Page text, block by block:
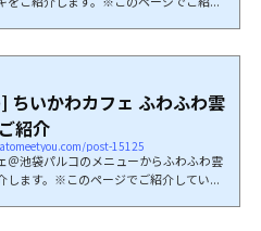
ちいかわカフェ ふわふわ雲
紹介
post-15125
＠池袋パルコのメニューからふわふわ雲
します。※このページでご紹介してい...